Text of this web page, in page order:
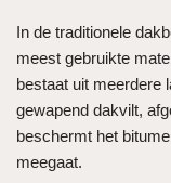
In de traditionele
meest gebruikte
bestaat uit meerdere
gewapend dakvilt,
beschermt het
meegaat.